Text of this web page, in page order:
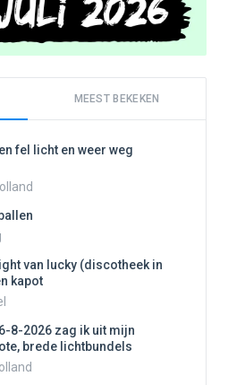
MEEST BEKEKEN
fel licht en weer weg
van lucky (discotheek in
kapot
8-2026 zag ik uit mijn
brede lichtbundels